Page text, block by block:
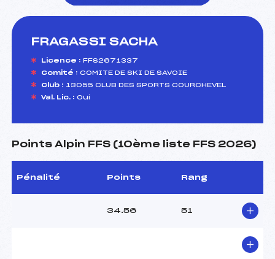
FRAGASSI SACHA
Licence : FFS2671337
Comité : COMITE DE SKI DE SAVOIE
Club : 13055 CLUB DES SPORTS COURCHEVEL
Val. Lic. : Oui
Points Alpin FFS (10ème liste FFS 2026)
Pénalité Points Rang
34.56 51